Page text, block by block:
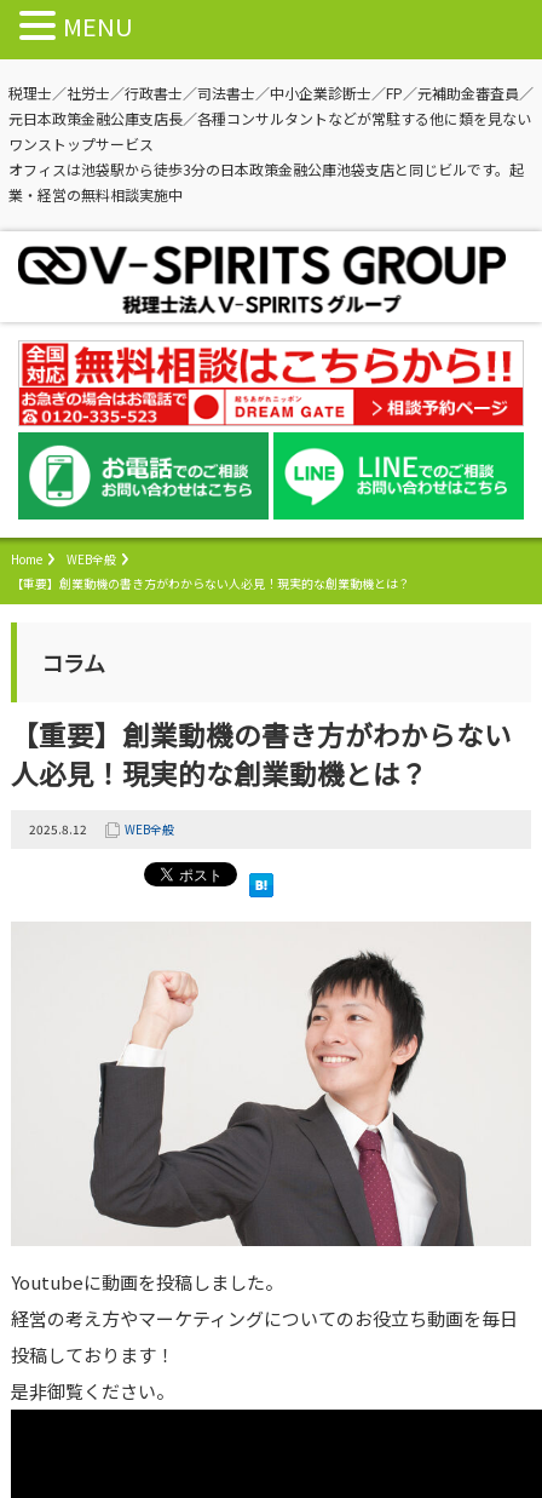
税理士／社労士／行政書士／司法書士／中小企業診断士／FP／元補助金審査員／
元日本政策金融公庫支店長／各種コンサルタントなどが常駐する他に類を見ない
ワンストップサービス
オフィスは池袋駅から徒歩3分の日本政策金融公庫池袋支店と同じビルです。起
業・経営の無料相談実施中
Home
WEB全般
【重要】創業動機の書き方がわからない人必見！現実的な創業動機とは？
コラム
【重要】創業動機の書き方がわからない
人必見！現実的な創業動機とは？
2025.8.12 WEB全般
Youtubeに動画を投稿しました。
経営の考え方やマーケティングについてのお役立ち動画を毎日
投稿しております！
是非御覧ください。
MENU